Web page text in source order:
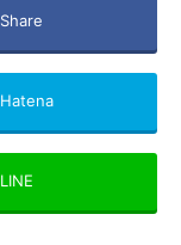
Share
Hatena
LINE